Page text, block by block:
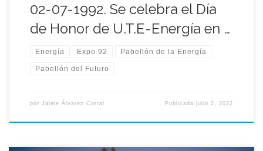
02-07-1992. Se celebra el Día
de Honor de U.T.E-Energía en …
Energía Expo 92 Pabellón de la Energía
Pabellón del Futuro
por Jaime Álvarez Corral Publicadajulio 2, 2022